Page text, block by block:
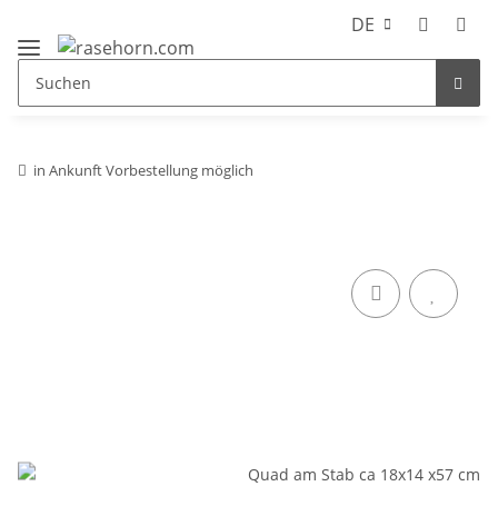
DE
in Ankunft Vorbestellung möglich